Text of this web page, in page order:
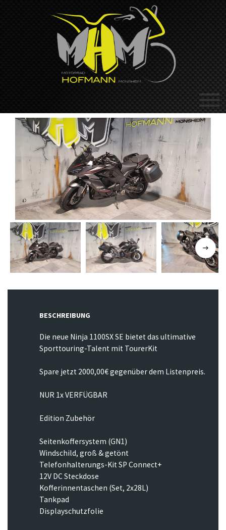
Previous Next
BESCHREIBUNG
Die neue Ninja 1100SX SE bietet das ultimative
Sporttouring-Talent mit TourerKit
Spare jetzt 2000,00€ gegenüber dem Listenpreis.
NUR 1x VERFÜGBAR
Edition Zubehör
Seitenkoffersystem (GN1)
Windschild, groß & getönt
Telefonhalterungs-Kit SP Connect+
12V DC Steckdose
Kofferinnentaschen (Set, 2x28L)
Tankpad
Displayschutzfolie